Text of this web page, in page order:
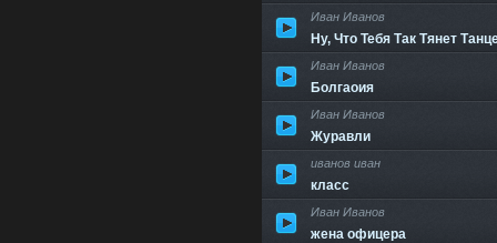
Иван Иванов
Ну, Что Тебя Так Тянет
Иван Иванов
Болгаоия
Иван Иванов
Журавли
иванов иван
класс
Иван Иванов
жена офицера